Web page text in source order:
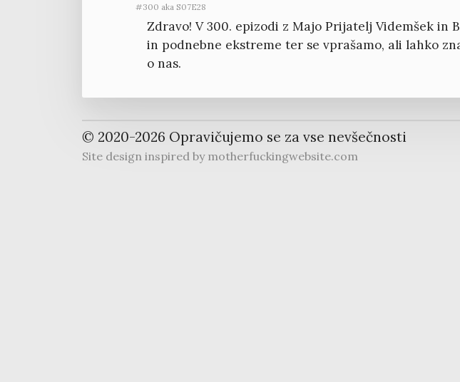
#300 aka S07E28
Zdravo! V 300. epizodi z Majo Prijatelj Videmšek in
in podnebne ekstreme ter se vprašamo, ali lahko
o nas.
© 2020-2026 Opravičujemo se za vse nevšečnosti
Site design inspired by motherfuckingwebsite.com